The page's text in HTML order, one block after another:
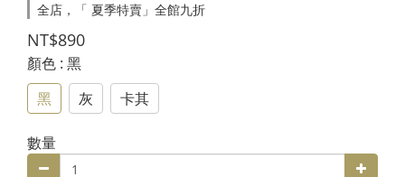
全店，「 夏季特賣」全館九折
NT$890
顏色 : 黑
黑
灰 卡其
數量